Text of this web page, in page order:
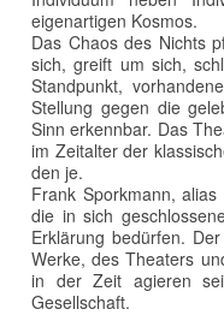
eigenartigen Kosmos.
Das Chaos des Nichts
sich, greift um sich,
Standpunkt,
Stellung gegen die
Sinn erkennbar. Das
im Zeitalter der
den je.
Frank Sporkmann,
die in sich
Erklärung bedürfen.
Werke, des Theaters
in der Zeit agieren
Gesellschaft.